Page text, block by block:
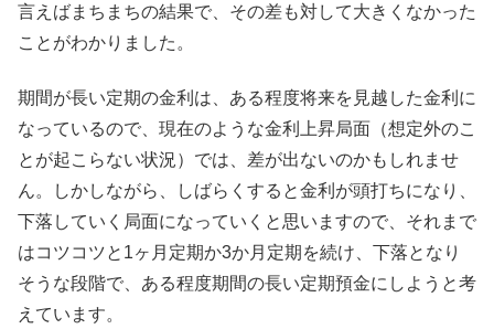
言えばまちまちの結果で、その差も対して大きくなかった
ことがわかりました。
期間が長い定期の金利は、ある程度将来を見越した金利に
なっているので、現在のような金利上昇局面（想定外のこ
とが起こらない状況）では、差が出ないのかもしれませ
ん。しかしながら、しばらくすると金利が頭打ちになり、
下落していく局面になっていくと思いますので、それまで
はコツコツと1ヶ月定期か3か月定期を続け、下落となり
そうな段階で、ある程度期間の長い定期預金にしようと考
えています。